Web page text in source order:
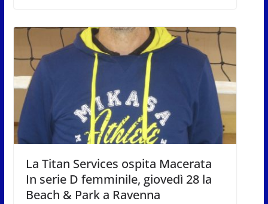
La Titan Services ospita Macerata
In serie D femminile, giovedì 28 la
Beach & Park a Ravenna